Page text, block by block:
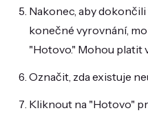
Nakonec, aby
konečné vyrovnání,
"Hotovo." Mohou platit
Označit, zda existuje
Kliknout na "Hotovo"